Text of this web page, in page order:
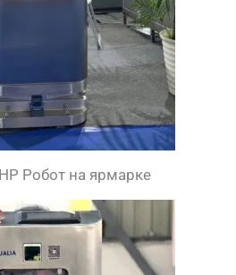
Робот на ярмарке